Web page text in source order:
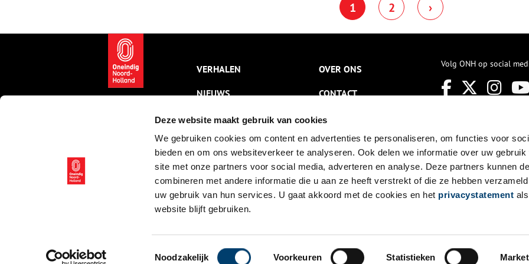
Deze website maakt gebruik van cookies
We gebruiken cookies om content en advertenties te personaliseren, om functies voor
bieden en om ons websiteverkeer te analyseren. Ook delen we informatie over uw gebruik
site met onze partners voor social media, adverteren en analyse. Deze partners kunnen
combineren met andere informatie die u aan ze heeft verstrekt of die ze hebben
uw gebruik van hun services. U gaat akkoord met de cookies en het privacystatement
website blijft gebruiken.
Toestemmingsselectie
Noodzakelijk Voorkeuren Statistieken
bij de aftrap van het
Fortenfestival dat op zaterdag 7
1 2 ›
VERHALEN
NIEUWS
KALENDER
THEMA’S
ACTIVITEITEN
VIDEO’S
OVER ONS
CONTACT
NIEUWSBRIEF
DISCLAIMER
PRIVACY
TOEGANKELIJKHEID
Volg ONH op social